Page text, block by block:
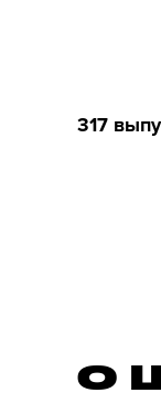
317
О